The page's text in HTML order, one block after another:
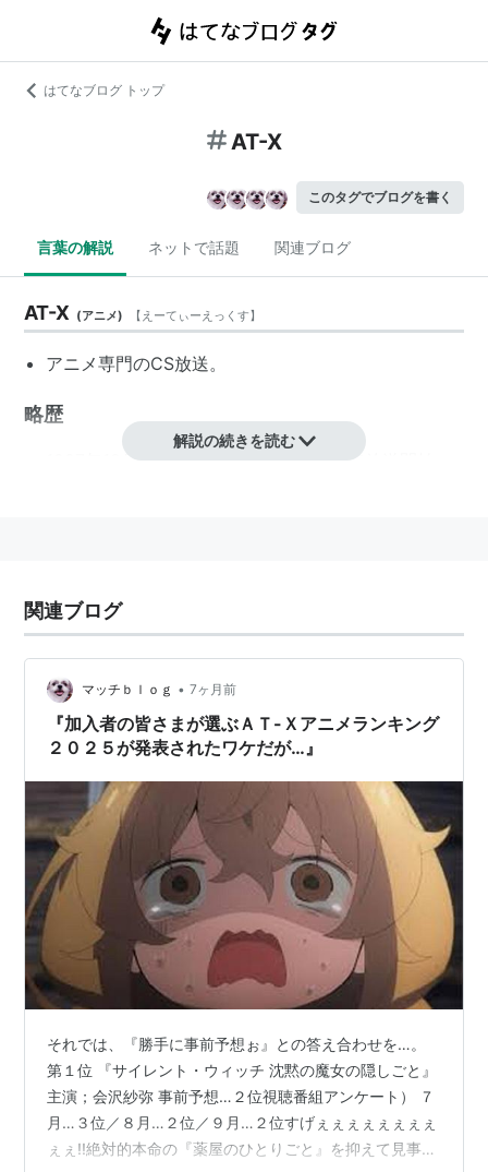
はてなブログ トップ
AT-X
このタグでブログを書く
言葉の解説 ネットで話題 関連ブログ
AT-X (アニメ) 【 えーてぃーえっくす】
アニメ専門のCS放送。
略歴
1997年12月 ディレク・ティービーにて放送開始
2004年3月1日 スカパー！光にて放送開始
2009年10月1日 スカパー！HDにて放送開始
2009年11月1日 ひかりTVにて放送開始
解説の続きを読む
関連ブログ
マッチｂｌｏｇ • 7ヶ月前
『加入者の皆さまが選ぶＡＴ-Ｘアニメランキング
２０２５が発表されたワケだが…』
それでは、『勝手に事前予想ぉ』との答え合わせを…。
第１位 『サイレント・ウィッチ 沈黙の魔女の隠しごと』
主演；会沢紗弥 事前予想…２位視聴番組アンケート） ７
月…３位／８月…２位／９月…２位すげぇぇぇぇぇぇぇぇ
ぇぇ!!絶対的本命の『薬屋のひとりごと』を抑えて見事グ